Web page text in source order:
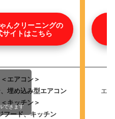
んクリーニングの
サイトはこちら
＜エアコン＞
埋め込み型エアコン
＜キッチン＞
フード、キッチン
エ
できます